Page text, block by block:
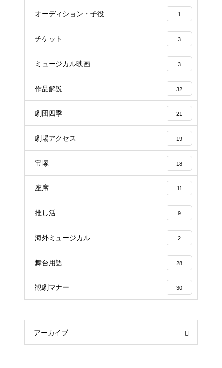
オーディション・子役 1
チケット 3
ミュージカル映画 3
作品解説 32
劇団四季 21
劇場アクセス 19
宝塚 18
座席 11
推し活 9
海外ミュージカル 2
舞台用語 28
観劇マナー 30
アーカイブ